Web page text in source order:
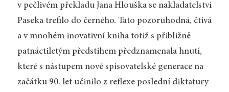
v pečlivém překladu Jana Hlouška se nakladatelství
Paseka trefilo do černého. Tato pozoruhodná, čtivá
a v mnohém inovativní kniha totiž s přibližně
patnáctiletým předstihem předznamenala hnutí,
které s nástupem nové spisovatelské generace na
začátku 90. let učinilo z reflexe poslední diktatury